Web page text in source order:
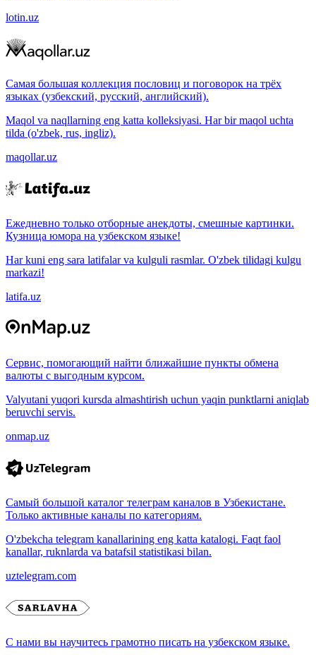
lotin.uz
Самая большая коллекция пословиц и поговорок на трёх
языках (узбекский, русский, английский).
Maqol va naqllarning eng katta kolleksiyasi. Har bir maqol uchta
tilda (o'zbek, rus, ingliz).
maqollar.uz
Ежедневно только отборные анекдоты, смешные картинки.
Кузница юмора на узбекском языке!
Har kuni eng sara latifalar va kulguli rasmlar. O'zbek tilidagi kulgu
markazi!
latifa.uz
Сервис, помогающий найти ближайшие пункты обмена
валюты с выгодным курсом.
Valyutani yuqori kursda almashtirish uchun yaqin punktlarni aniqlab
beruvchi servis.
onmap.uz
Самый большой каталог телеграм каналов в Узбекистане.
Только активные каналы по категориям.
O'zbekcha telegram kanallarining eng katta katalogi. Faqt faol
kanallar, ruknlarda va batafsil statistikasi bilan.
uztelegram.com
С нами вы научитесь грамотно писать на узбекском языке.